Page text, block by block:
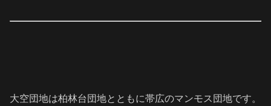
大空団地は柏林台団地とともに帯広のマンモス団地です。